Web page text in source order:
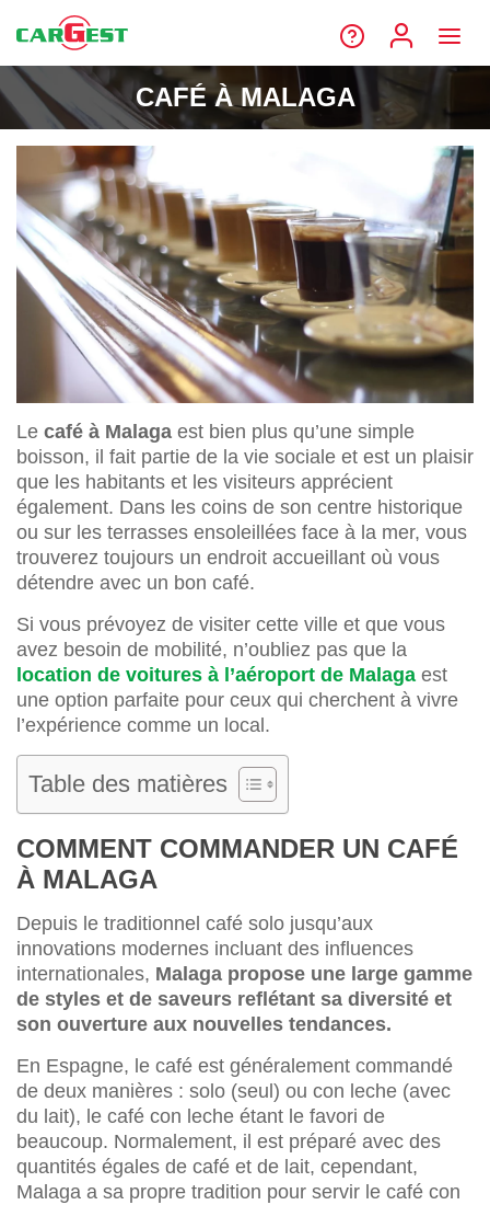
CAFÉ À MALAGA
Le café à Malaga est bien plus qu’une simple
boisson, il fait partie de la vie sociale et est un plaisir
que les habitants et les visiteurs apprécient
également. Dans les coins de son centre historique
ou sur les terrasses ensoleillées face à la mer, vous
trouverez toujours un endroit accueillant où vous
détendre avec un bon café.
Si vous prévoyez de visiter cette ville et que vous
avez besoin de mobilité, n’oubliez pas que la
location de voitures à l’aéroport de Malaga est
une option parfaite pour ceux qui cherchent à vivre
l’expérience comme un local.
Table des matières
COMMENT COMMANDER UN CAFÉ
À MALAGA
Depuis le traditionnel café solo jusqu’aux
innovations modernes incluant des influences
internationales, Malaga propose une large gamme
de styles et de saveurs reflétant sa diversité et
son ouverture aux nouvelles tendances.
En Espagne, le café est généralement commandé
de deux manières : solo (seul) ou con leche (avec
du lait), le café con leche étant le favori de
beaucoup. Normalement, il est préparé avec des
quantités égales de café et de lait, cependant,
Malaga a sa propre tradition pour servir le café con